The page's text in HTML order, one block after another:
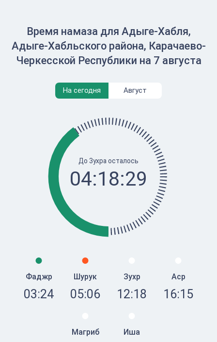
Время намаза для Адыге-Хабля,
Адыге-Хабльского района, Карачаево-
Черкесской Республики на 7 августа
На сегодня Август
До Зухра осталось
04:18:29
Фаджр
03:24
Шурук
05:06
Зухр
12:18
Аср
16:15
Магриб Иша